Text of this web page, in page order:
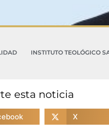
INSTITUTO TEOLÓGICO
esta noticia
X